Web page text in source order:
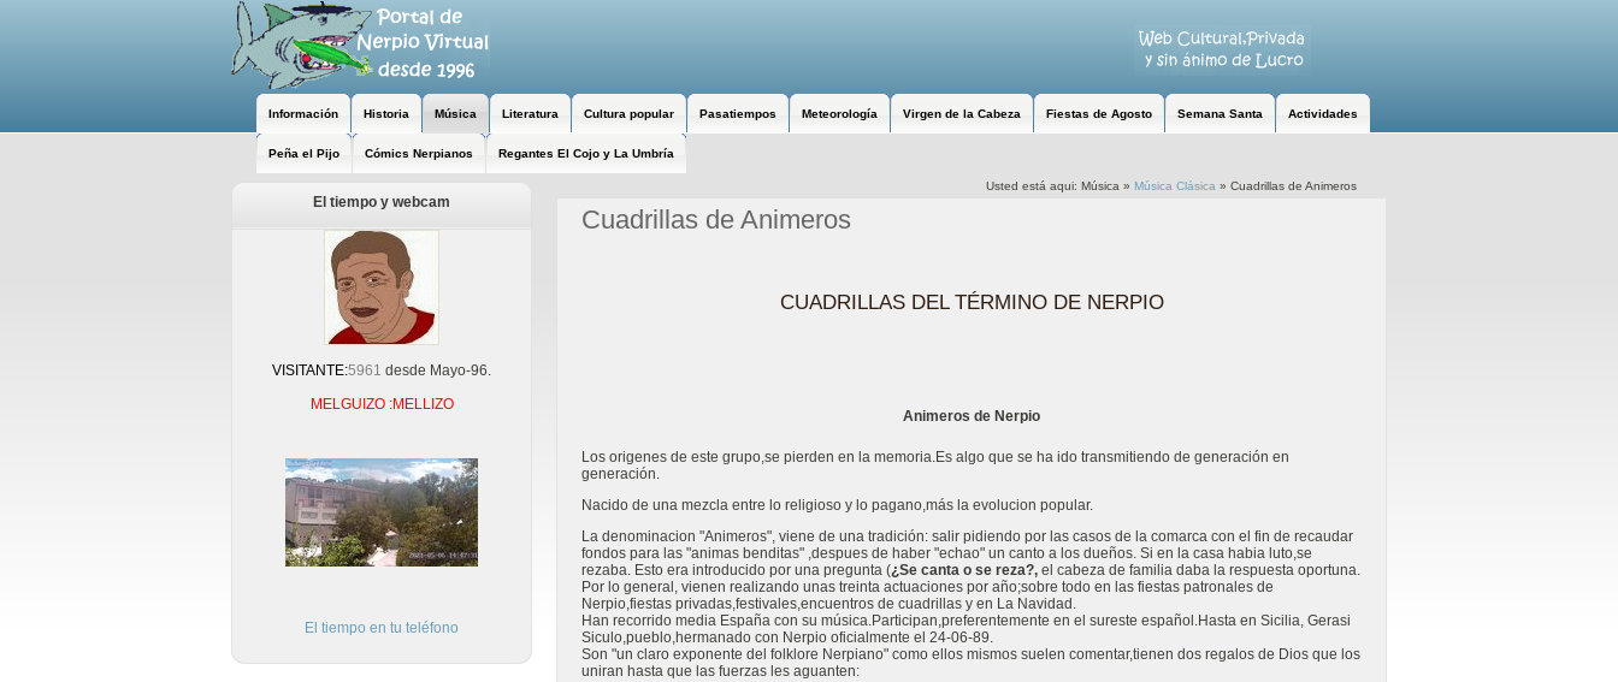
Información Historia Música Literatura Cultura popular Pasatiempos Meteorología Virgen de la Cabeza Fiestas de Agosto Semana Santa Actividades
Peña el Pijo Cómics Nerpianos Regantes El Cojo y La Umbría
Usted está aqui:Música» Música Clásica »Cuadrillas de Animeros
El tiempo y webcam
VISITANTE:5961 desde Mayo-96.
MELGUIZO :MELLIZO
El tiempo en tu teléfono
Cuadrillas de Animeros
CUADRILLAS DEL TÉRMINO DE NERPIO
Animeros de Nerpio
Los origenes de este grupo,se pierden en la memoria.Es algo que se ha ido transmitiendo de generación en
generación.
Nacido de una mezcla entre lo religioso y lo pagano,más la evolucion popular.
La denominacion "Animeros", viene de una tradición: salir pidiendo por las casos de la comarca con el fin de recaudar
fondos para las "animas benditas" ,despues de haber "echao" un canto a los dueños. Si en la casa habia luto,se
rezaba. Esto era introducido por una pregunta (¿Se canta o se reza?, el cabeza de familia daba la respuesta oportuna.
Por lo general, vienen realizando unas treinta actuaciones por año;sobre todo en las fiestas patronales de
Nerpio,fiestas privadas,festivales,encuentros de cuadrillas y en La Navidad.
Han recorrido media España con su música.Participan,preferentemente en el sureste español.Hasta en Sicilia, Gerasi
Siculo,pueblo,hermanado con Nerpio oficialmente el 24-06-89.
Son "un claro exponente del folklore Nerpiano" como ellos mismos suelen comentar,tienen dos regalos de Dios que los
uniran hasta que las fuerzas les aguanten: